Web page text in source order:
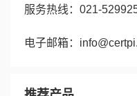
服务热线：021-
电子邮箱：